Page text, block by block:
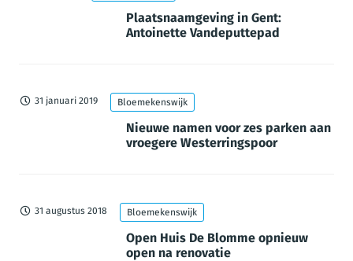
Plaatsnaamgeving in Gent:
Antoinette Vandeputtepad
31 januari 2019 Bloemekenswijk
Nieuwe namen voor zes parken aan
vroegere Westerringspoor
31 augustus 2018 Bloemekenswijk
Open Huis De Blomme opnieuw
open na renovatie